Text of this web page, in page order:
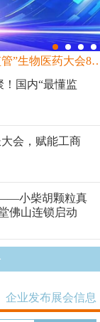
20+监管与首席审评专家齐聚！国内“最
！国内“最懂监
会，赋能工商
小柴胡颗粒真
佛山连锁启动
企业发布展会信息